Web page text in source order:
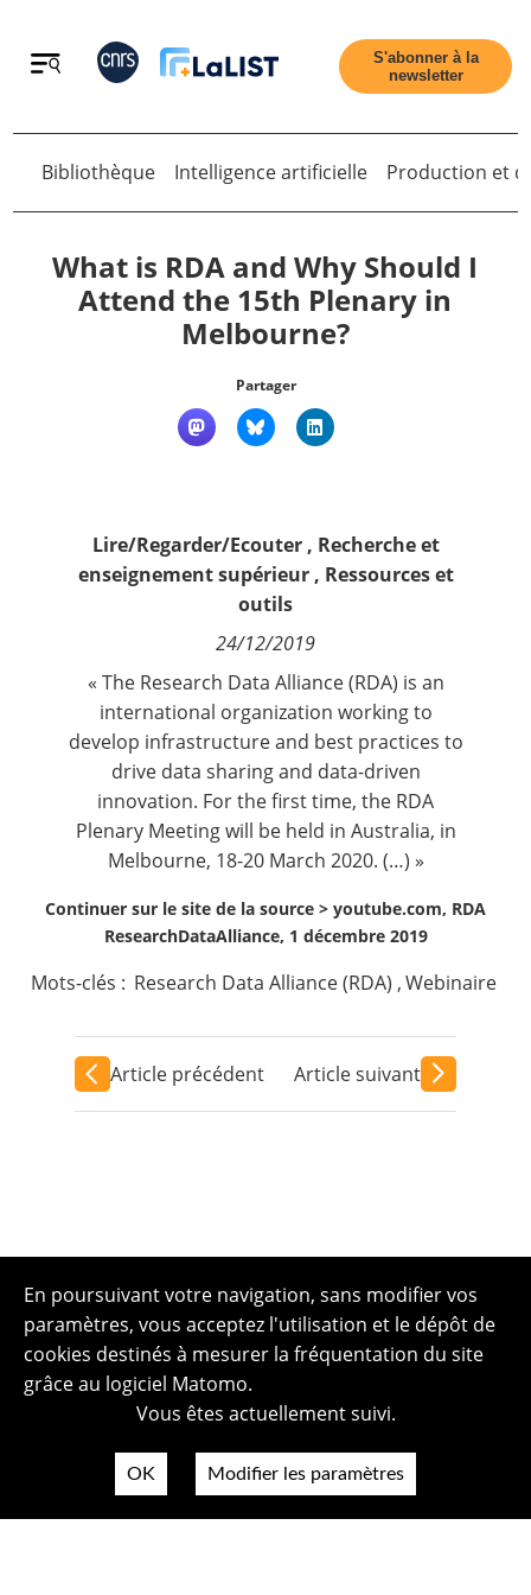
Retour
Contact
S'abonner à la
newsletter
Bibliothèque Intelligence artificielle Production et
What is RDA and Why Should I
Attend the 15th Plenary in
Melbourne?
Partager
Lire/Regarder/Ecouter, Recherche et
enseignement supérieur, Ressources et
outils
24/12/2019
« The Research Data Alliance (RDA) is an
international organization working to
develop infrastructure and best practices to
drive data sharing and data-driven
innovation. For the first time, the RDA
Plenary Meeting will be held in Australia, in
Melbourne, 18-20 March 2020. (…) »
Continuer sur le site de la source > youtube.com, RDA
ResearchDataAlliance, 1 décembre 2019
Mots-clés : Research Data Alliance (RDA) ,Webinaire
Article précédent Article suivant
En poursuivant votre navigation, sans modifier vos
paramètres, vous acceptez l'utilisation et le dépôt de
cookies destinés à mesurer la fréquentation du site
grâce au logiciel Matomo.
Vous êtes actuellement suivi.
OK Modifier les paramètres